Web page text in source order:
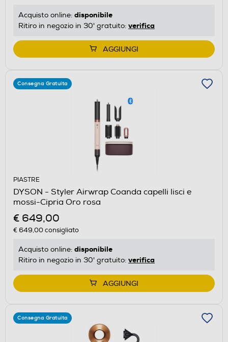
Acquisto online: disponibile
Ritiro in negozio in 30' gratuito: verifica
AGGIUNGI
Consegna Gratuita
PIASTRE
DYSON - Styler Airwrap Coanda capelli lisci e
mossi-Cipria Oro rosa
€ 649,00
€ 649,00consigliato
Acquisto online: disponibile
Ritiro in negozio in 30' gratuito: verifica
AGGIUNGI
Consegna Gratuita